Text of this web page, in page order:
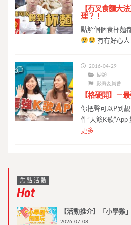
【冇叉食麵大
理？！
點解個個食杯麵
有冇好心
2016-04-29
硬頸
影攝委員會
【格硬開】－
你把聲可以P到
件”天籟K歌
更多
焦點活動
Hot
【活動推介】「小學雞
2026-07-08